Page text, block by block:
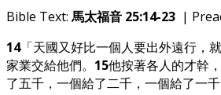
Bible Text: 馬太福音 25:14-23 |
14「天國又好比一個人要出外遠行，
家業交給他們。 15他按著各人的才幹
了五千，一個給了二千，一個給了一千